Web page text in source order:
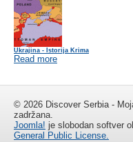
Ukrajina - Istorija Krima
Read more
© 2026 Discover Serbia -
zadržana.
Joomla! je slobodan softver
General Public License.